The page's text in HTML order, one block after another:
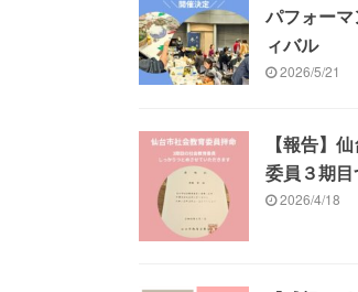
パフォー
ィバル
2026/5/21
【報告】
委員３期
2026/4/18